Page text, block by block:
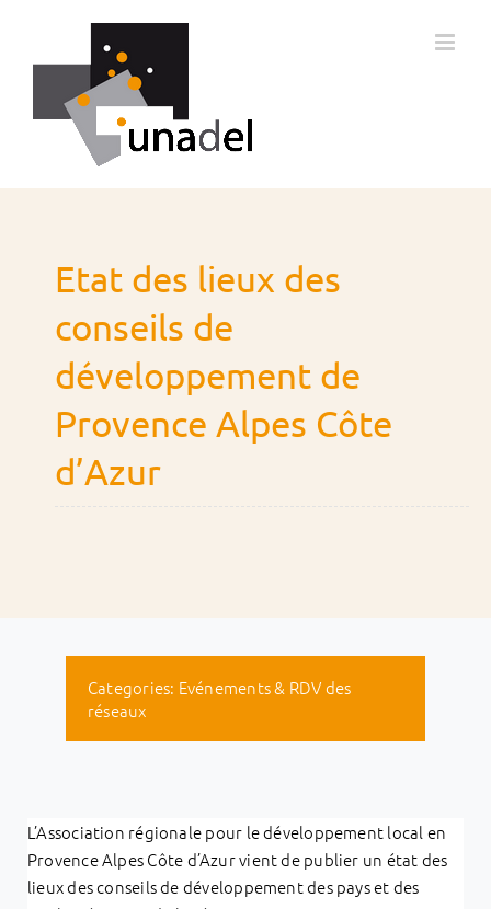
contenu
Etat des lieux des
conseils de
développement de
Provence Alpes Côte
d’Azur
Categories: Evénements & RDV des
réseaux
L’Association régionale pour le développement local en
Provence Alpes Côte d’Azur vient de publier un état des
lieux des conseils de développement des pays et des